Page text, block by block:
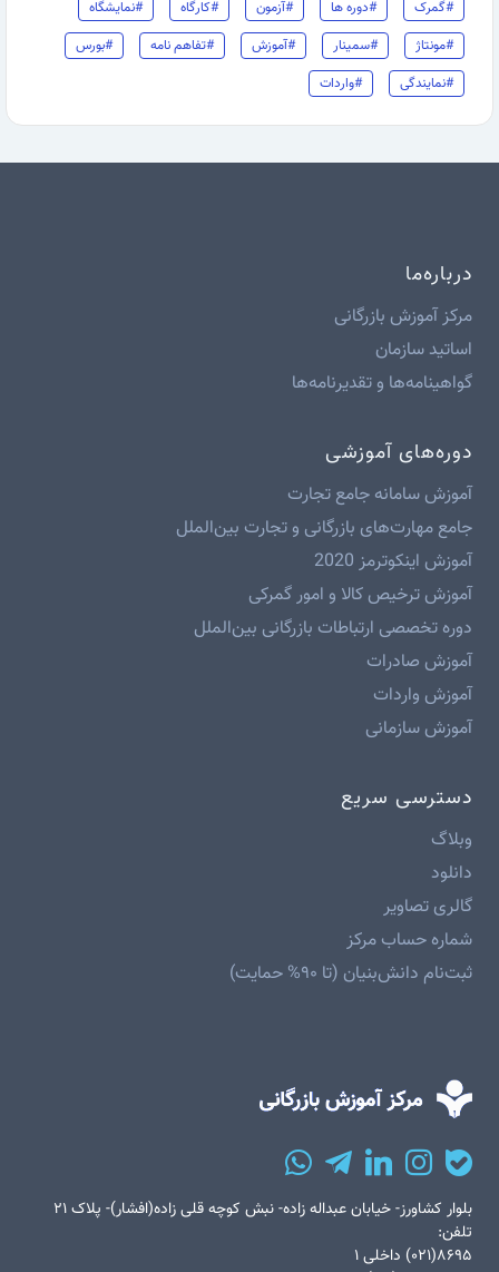
#گمرک
#دوره ها #آزمون #کارگاه
#نمایشگاه
#مونتاژ
#سمینار #آموزش #تفاهم نامه
#بورس
#نمایندگی
#واردات
درباره‌ما
مرکز آموزش بازرگانی
اساتید سازمان
گواهینامه‌ها و تقدیرنامه‌ها
دوره‌های آموزشی
آموزش سامانه جامع تجارت
جامع مهارت‌های بازرگانی و تجارت بین‌الملل
آموزش اینکوترمز 2020
آموزش ترخیص کالا و امور گمرکی
دوره تخصصی ارتباطات بازرگانی بین‌الملل
آموزش صادرات
آموزش واردات
آموزش سازمانی
دسترسی سریع
وبلاگ
دانلود
گالری تصاویر
شماره حساب مرکز
ثبت‌نام دانش‌بنیان (تا ۹۰% حمایت)
بلوار کشاورز- خیابان عبداله زاده- نبش کوچه قلی زاده(افشار)- پلاک ۲۱
تلفن:
۸۶۹۵(۰۲۱) داخلی ۱